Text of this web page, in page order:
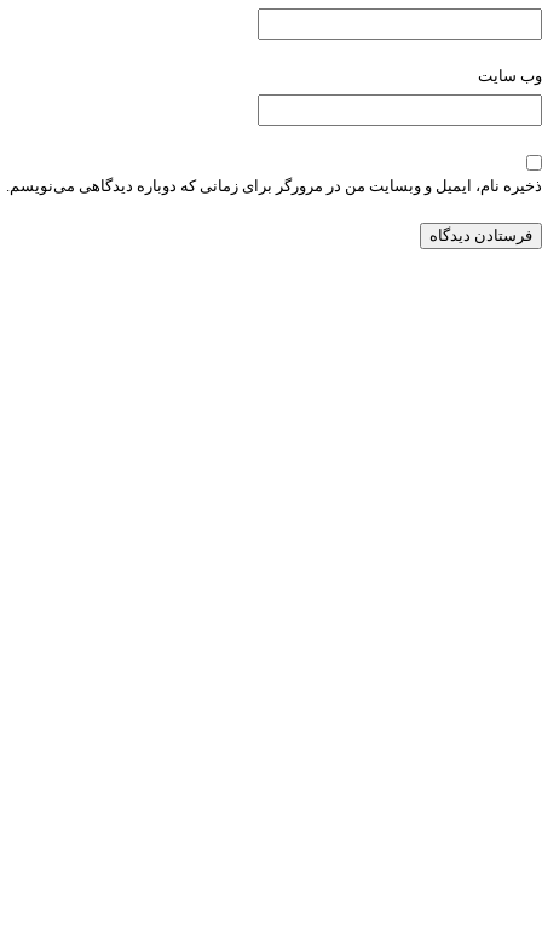
وب‌ سایت
ذخیره نام، ایمیل و وبسایت من در مرورگر برای زمانی که دوباره دیدگاهی می‌نویسم.